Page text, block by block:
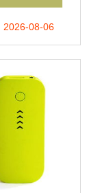
靠伴侣
2026-08-06